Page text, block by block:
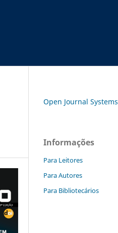
Open Journal Systems
Informações
Para Leitores
Para Autores
Para Bibliotecários